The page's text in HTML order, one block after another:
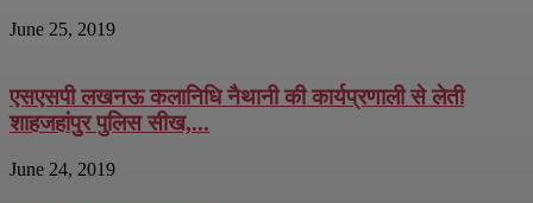
June 25, 2019
एसएसपी लखनऊ कलानिधि नैथानी की कार्यप्रणाली से लेती
शाहजहांपुर पुलिस सीख,...
June 24, 2019